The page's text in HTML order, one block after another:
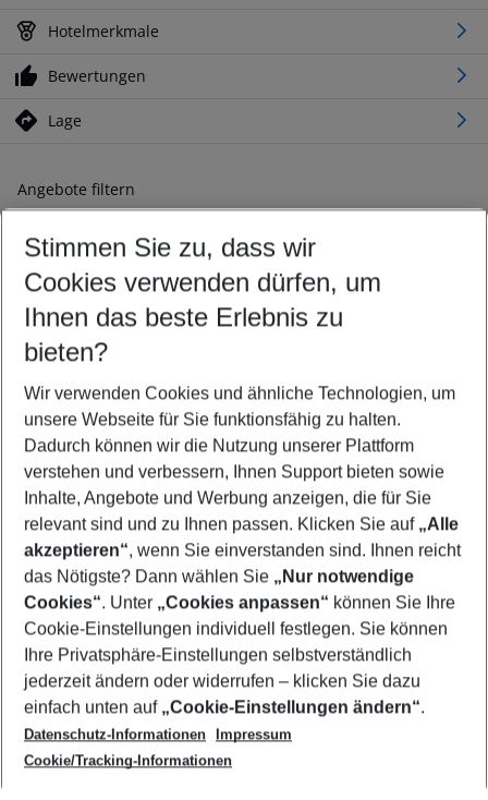
Hotelmerkmale
Bewertungen
Lage
Angebote filtern
Ändern Sie Ihre Kriterien nach Ihren Wünschen
Abflughafen wählen
Beliebiger Abflughafen
Reisezeitraum wählen
09.08.26– 07.08.27 5-8 Nächte
2 Erwachsene Keine Kinder
Mehr Filter anzeigen
Footer
Footer navigation
Über uns
AGB
Cookie-Einstellungen ändern
Cookie-Richtlinie
Datenschutz
Service & Hilfe
Barrierefreies Reisen
Check-in
Folgen Sie uns
Stimmen Sie zu, dass wir
Cookies verwenden dürfen, um
Ihnen das beste Erlebnis zu
bieten?
Wir verwenden Cookies und ähnliche Technologien, um
unsere Webseite für Sie funktionsfähig zu halten.
Dadurch können wir die Nutzung unserer Plattform
verstehen und verbessern, Ihnen Support bieten sowie
Inhalte, Angebote und Werbung anzeigen, die für Sie
relevant sind und zu Ihnen passen. Klicken Sie auf „Alle
akzeptieren“, wenn Sie einverstanden sind. Ihnen reicht
das Nötigste? Dann wählen Sie „Nur notwendige
Cookies“. Unter „Cookies anpassen“ können Sie Ihre
Cookie-Einstellungen individuell festlegen. Sie können
Ihre Privatsphäre-Einstellungen selbstverständlich
jederzeit ändern oder widerrufen – klicken Sie dazu
einfach unten auf „Cookie-Einstellungen ändern“.
Datenschutz-Informationen
Impressum
Cookie/Tracking-Informationen